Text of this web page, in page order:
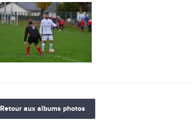
Retour aux albums photos